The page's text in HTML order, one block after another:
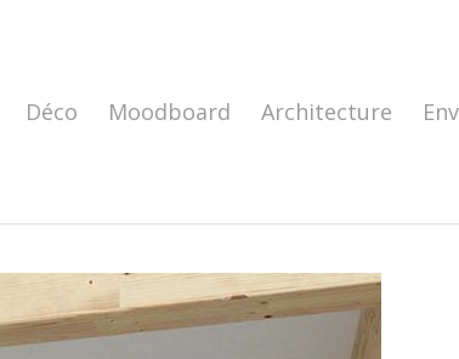
Déco Moodboard Architecture